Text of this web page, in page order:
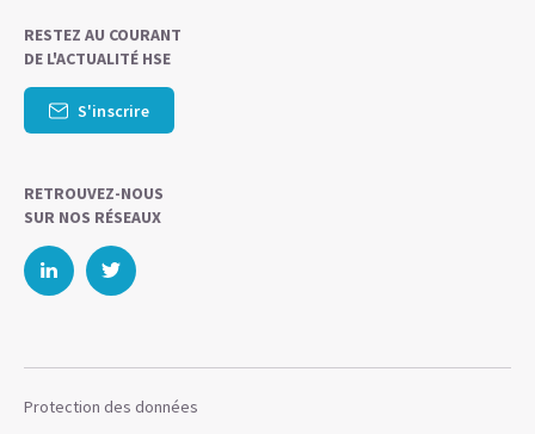
RESTEZ AU COURANT
DE L'ACTUALITÉ HSE
S'inscrire
RETROUVEZ-NOUS
SUR NOS RÉSEAUX
Protection des données